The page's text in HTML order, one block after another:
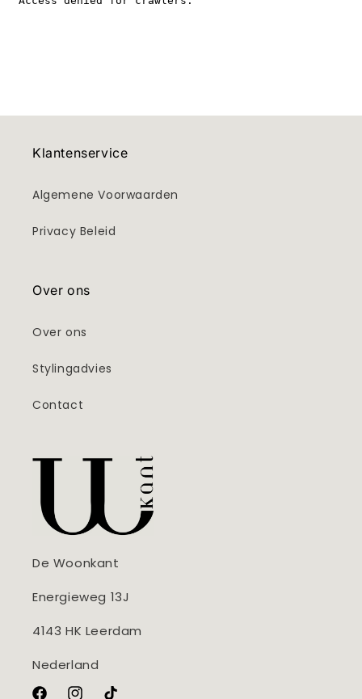
Klantenservice
Algemene Voorwaarden
Privacy Beleid
Over ons
Over ons
Stylingadvies
Contact
De Woonkant
Energieweg 13J
4143 HK Leerdam
Nederland